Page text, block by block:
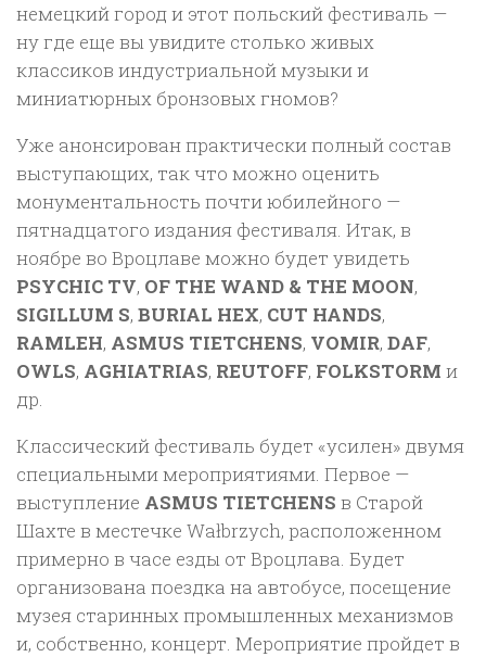
немецкий город и этот польский фестиваль —
ну где еще вы увидите столько живых
классиков индустриальной музыки и
миниатюрных бронзовых гномов?
Уже анонсирован практически полный состав
выступающих, так что можно оценить
монументальность почти юбилейного —
пятнадцатого издания фестиваля. Итак, в
ноябре во Вроцлаве можно будет увидеть
PSYCHIC TV, OF THE WAND & THE MOON,
SIGILLUM S, BURIAL HEX, CUT HANDS,
RAMLEH, ASMUS TIETCHENS, VOMIR, DAF,
OWLS, AGHIATRIAS, REUTOFF, FOLKSTORM и
др.
Классический фестиваль будет «усилен» двумя
специальными мероприятиями. Первое —
выступление ASMUS TIETCHENS в Старой
Шахте в местечке Wałbrzych, расположенном
примерно в часе езды от Вроцлава. Будет
организована поездка на автобусе, посещение
музея старинных промышленных механизмов
и, собственно, концерт. Мероприятие пройдет в